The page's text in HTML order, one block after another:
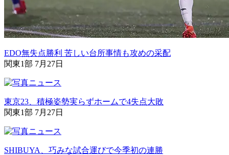
EDO無失点勝利 苦しい台所事情も攻めの采配
関東1部 7月27日
東京23、積極姿勢実らずホームで4失点大敗
関東1部 7月27日
SHIBUYA、巧みな試合運びで今季初の連勝